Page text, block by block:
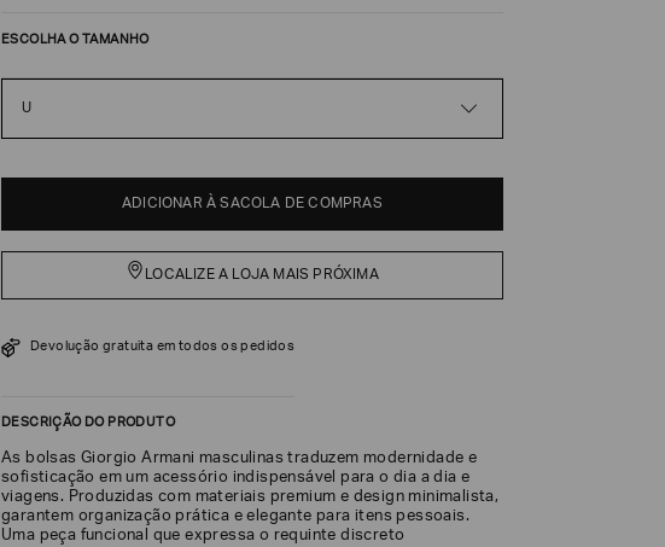
ESCOLHA O TAMANHO
U
ADICIONAR À SACOLA DE COMPRAS
LOCALIZE A LOJA MAIS PRÓXIMA
Devolução gratuita em todos os pedidos
DESCRIÇÃO DO PRODUTO
As bolsas Giorgio Armani masculinas traduzem modernidade e
sofisticação em um acessório indispensável para o dia a dia e
viagens. Produzidas com materiais premium e design minimalista,
garantem organização prática e elegante para itens pessoais.
Uma peça funcional que expressa o requinte discreto